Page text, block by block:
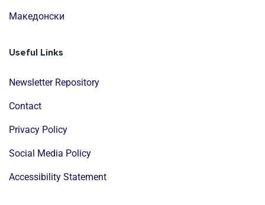
Mакедонски
Useful Links
Newsletter Repository
Contact
Privacy Policy
Social Media Policy
Accessibility Statement